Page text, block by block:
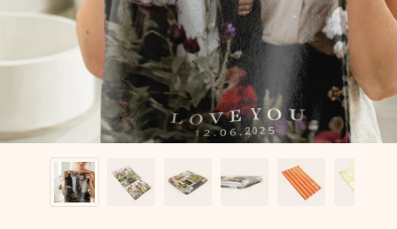
jullie foto of een boodschap die raakt. Zonder gedoe, maar
met alle aandacht voor het moment.